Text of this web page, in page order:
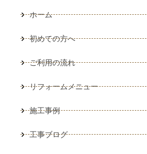
ホーム
初めての方へ
ご利用の流れ
リフォームメニュー
施工事例
工事ブログ